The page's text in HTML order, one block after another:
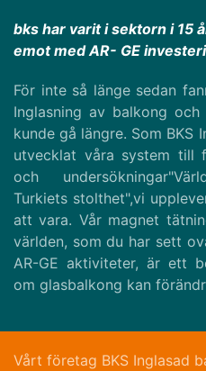
bks har varit i sektorn i 15
emot med AR- GE
För inte så länge sedan
Inglasning av balkong
kunde gå längre. Som BKS
utvecklat våra system till
och
Turkiets stolthet",vi
att vara. Vår magnet
världen, som du har sett
AR-GE aktiviteter, är ett
om glasbalkong kan
Vårt företag BKS Inglasad